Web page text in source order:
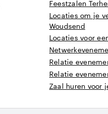
Feestzalen
Locaties om je
Woudsend
Locaties voor
Relatie
Relatie
Zaal huren voor